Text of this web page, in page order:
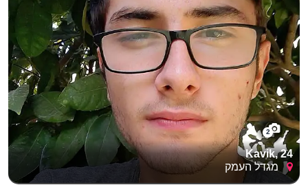
2
Kavik, 24
מגדל העמק